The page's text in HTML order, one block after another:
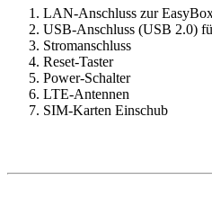
LAN-Anschluss zur
USB-Anschluss (USB 2.0)
Stromanschluss
Reset-Taster
Power-Schalter
LTE-Antennen
SIM-Karten Einschub